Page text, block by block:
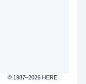
© 1987–2026 HERE